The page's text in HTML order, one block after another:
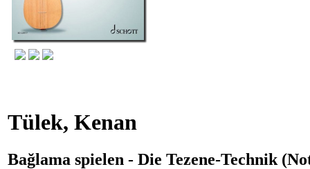
Tülek, Kenan
Bağlama spielen - Die Tezene-Technik